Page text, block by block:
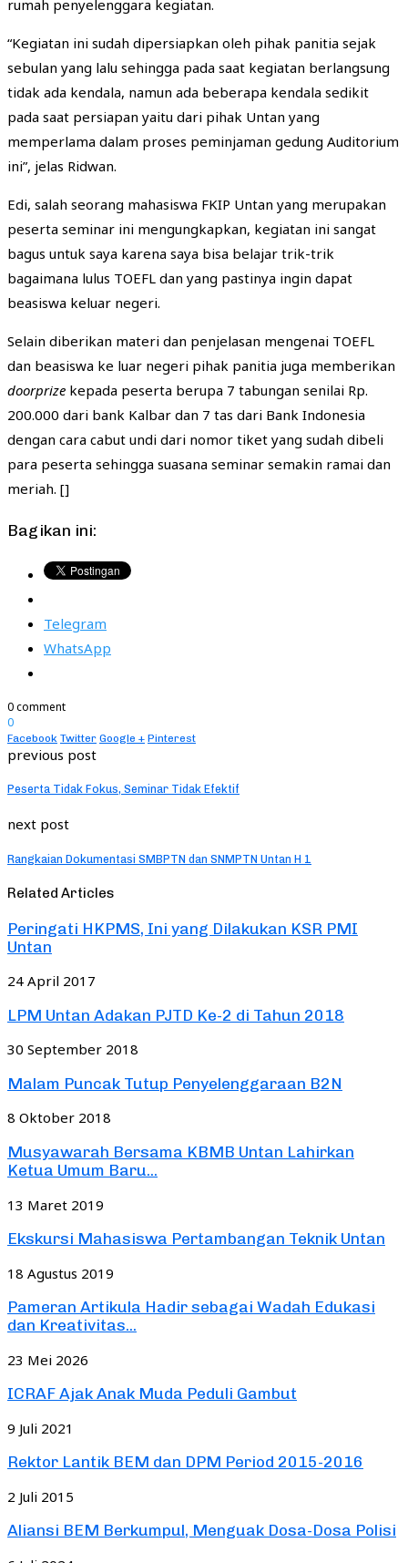
rumah penyelenggara kegiatan.
“Kegiatan ini sudah dipersiapkan oleh pihak panitia sejak
sebulan yang lalu sehingga pada saat kegiatan berlangsung
tidak ada kendala, namun ada beberapa kendala sedikit
pada saat persiapan yaitu dari pihak Untan yang
memperlama dalam proses peminjaman gedung Auditorium
ini”, jelas Ridwan.
Edi, salah seorang mahasiswa FKIP Untan yang merupakan
peserta seminar ini mengungkapkan, kegiatan ini sangat
bagus untuk saya karena saya bisa belajar trik-trik
bagaimana lulus TOEFL dan yang pastinya ingin dapat
beasiswa keluar negeri.
Selain diberikan materi dan penjelasan mengenai TOEFL
dan beasiswa ke luar negeri pihak panitia juga memberikan
doorprize kepada peserta berupa 7 tabungan senilai Rp.
200.000 dari bank Kalbar dan 7 tas dari Bank Indonesia
dengan cara cabut undi dari nomor tiket yang sudah dibeli
para peserta sehingga suasana seminar semakin ramai dan
meriah. []
Bagikan ini:
Telegram
WhatsApp
0 comment
0
Facebook Twitter Google + Pinterest
previous post
Peserta Tidak Fokus, Seminar Tidak Efektif
next post
Rangkaian Dokumentasi SMBPTN dan SNMPTN Untan H 1
Related Articles
Peringati HKPMS, Ini yang Dilakukan KSR PMI
Untan
24 April 2017
LPM Untan Adakan PJTD Ke-2 di Tahun 2018
30 September 2018
Malam Puncak Tutup Penyelenggaraan B2N
8 Oktober 2018
Musyawarah Bersama KBMB Untan Lahirkan
Ketua Umum Baru...
13 Maret 2019
Ekskursi Mahasiswa Pertambangan Teknik Untan
18 Agustus 2019
Pameran Artikula Hadir sebagai Wadah Edukasi
dan Kreativitas...
23 Mei 2026
ICRAF Ajak Anak Muda Peduli Gambut
9 Juli 2021
Rektor Lantik BEM dan DPM Period 2015-2016
2 Juli 2015
Aliansi BEM Berkumpul, Menguak Dosa-Dosa Polisi